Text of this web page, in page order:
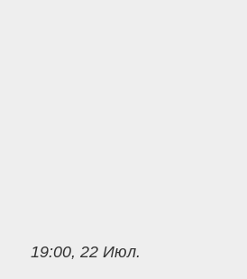
19:00, 22 Июл.